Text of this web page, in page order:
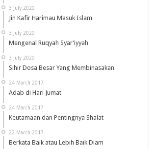
3 July 2020
Jin Kafir Harimau Masuk Islam
3 July 2020
Mengenal Ruqyah Syar’iyyah
3 July 2020
Sihir Dosa Besar Yang Membinasakan
24 March 2017
Adab di Hari Jumat
24 March 2017
Keutamaan dan Pentingnya Shalat
22 March 2017
Berkata Baik atau Lebih Baik Diam